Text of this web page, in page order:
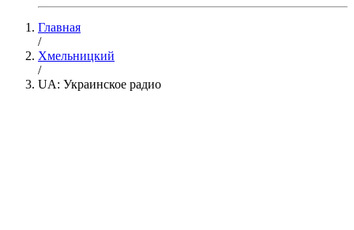
Главная
/
Хмельницкий
/
UA: Украинское радио